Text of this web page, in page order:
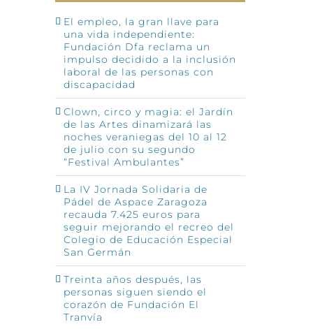
El empleo, la gran llave para
una vida independiente:
Fundación Dfa reclama un
impulso decidido a la inclusión
laboral de las personas con
discapacidad
Clown, circo y magia: el Jardín
de las Artes dinamizará las
noches veraniegas del 10 al 12
de julio con su segundo
“Festival Ambulantes”
La IV Jornada Solidaria de
Pádel de Aspace Zaragoza
recauda 7.425 euros para
seguir mejorando el recreo del
Colegio de Educación Especial
San Germán
Treinta años después, las
personas siguen siendo el
corazón de Fundación El
Tranvía